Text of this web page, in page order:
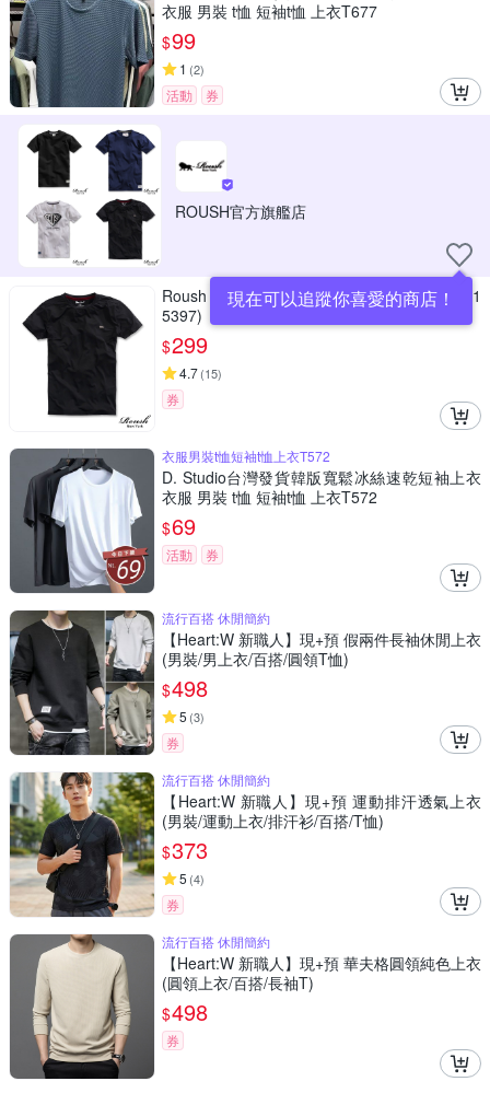
衣服 男裝 t恤 短袖t恤 上衣T677
$99
1 (2)
活動 券
ROUSH官方旗艦店
現在可以追蹤你喜愛的商店！
Roush 特殊剪裁反光logo涼感冰絲棉機能T(231
5397)
$299
4.7(15)
券
衣服男裝t恤短袖t恤上衣T572
D. Studio台灣發貨韓版寬鬆冰絲速乾短袖上衣
衣服 男裝 t恤 短袖t恤 上衣T572
$69
活動 券
流行百搭 休閒簡約
【Heart:W 新職人】現+預 假兩件長袖休閒上衣
(男裝/男上衣/百搭/圓領T恤)
$498
5 (3)
券
流行百搭 休閒簡約
【Heart:W 新職人】現+預 運動排汗透氣上衣
(男裝/運動上衣/排汗衫/百搭/T恤)
$373
5 (4)
券
流行百搭 休閒簡約
【Heart:W 新職人】現+預 華夫格圓領純色上衣
(圓領上衣/百搭/長袖T)
$498
券